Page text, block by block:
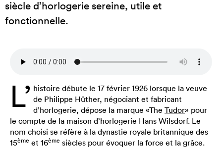
siècle d’horlogerie sereine, utile et
fonctionnelle.
L’ histoire débute le 17 février 1926 lorsque la veuve
de Philippe Hüther, négociant et fabricant
d’horlogerie, dépose la marque «The Tudor» pour
le compte de la maison d’horlogerie Hans Wilsdorf. Le
nom choisi se réfère à la dynastie royale britannique des
15ème et 16ème siècles pour évoquer la force et la grâce.